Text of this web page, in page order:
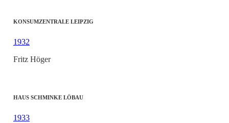
KONSUMZENTRALE LEIPZIG
1932
Fritz Höger
HAUS SCHMINKE LÖBAU
1933